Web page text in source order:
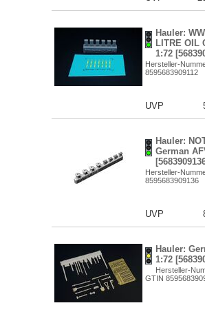
Hauler:
LITRE OIL
1:72
Hersteller-
8595683909112
UVP
Hauler:
German
Hersteller-
8595683909136
UVP
Hauler:
1:72
Hersteller-
GTIN